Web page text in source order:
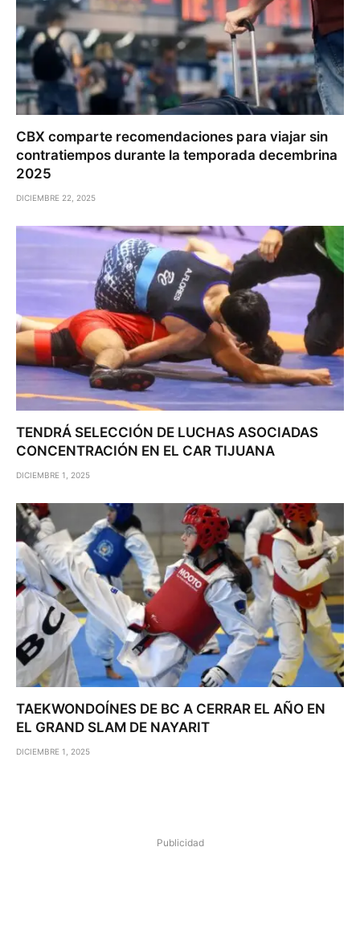
CBX comparte recomendaciones para viajar sin
contratiempos durante la temporada decembrina
2025
DICIEMBRE 22, 2025
TENDRÁ SELECCIÓN DE LUCHAS ASOCIADAS
CONCENTRACIÓN EN EL CAR TIJUANA
DICIEMBRE 1, 2025
TAEKWONDOÍNES DE BC A CERRAR EL AÑO EN
EL GRAND SLAM DE NAYARIT
DICIEMBRE 1, 2025
Publicidad